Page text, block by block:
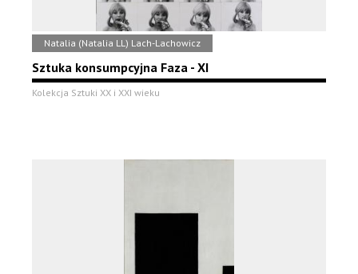
Natalia (Natalia LL) Lach-Lachowicz
Sztuka konsumpcyjna Faza - XI
Kolekcja Sztuki XX i XXI wieku